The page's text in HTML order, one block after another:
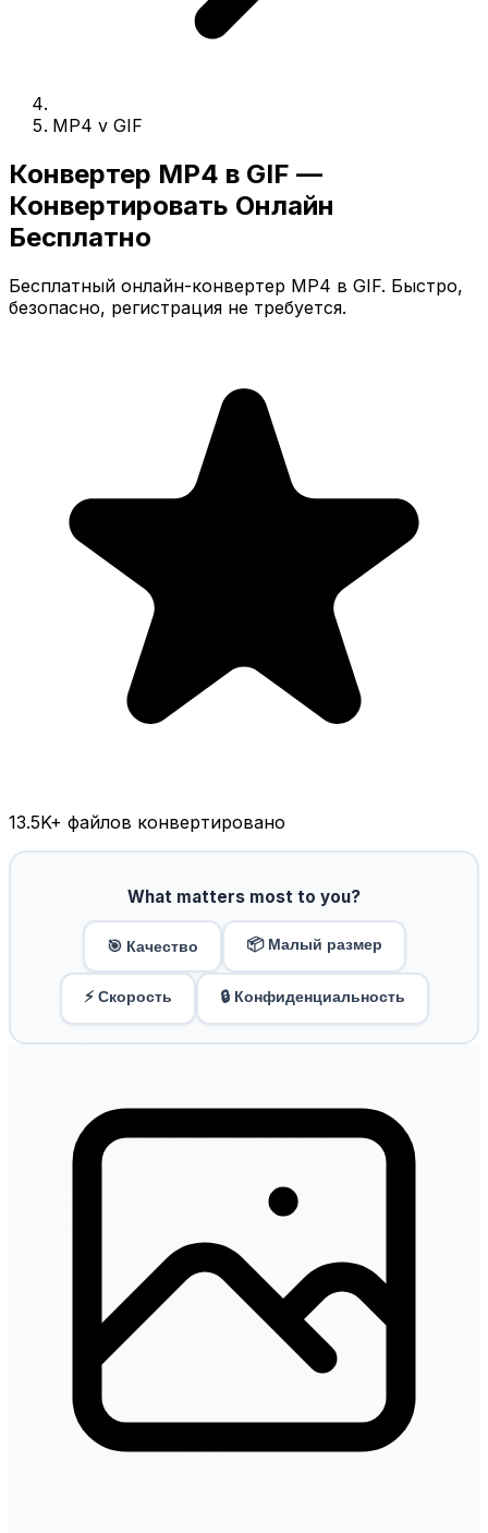
MP4 v GIF
Конвертер MP4 в GIF —
Конвертировать Онлайн
Бесплатно
Бесплатный онлайн-конвертер MP4 в GIF. Быстро,
безопасно, регистрация не требуется.
13.5K+ файлов конвертировано
What matters most to you?
🎯 Качество 📦 Малый размер
⚡ Скорость 🔒 Конфиденциальность